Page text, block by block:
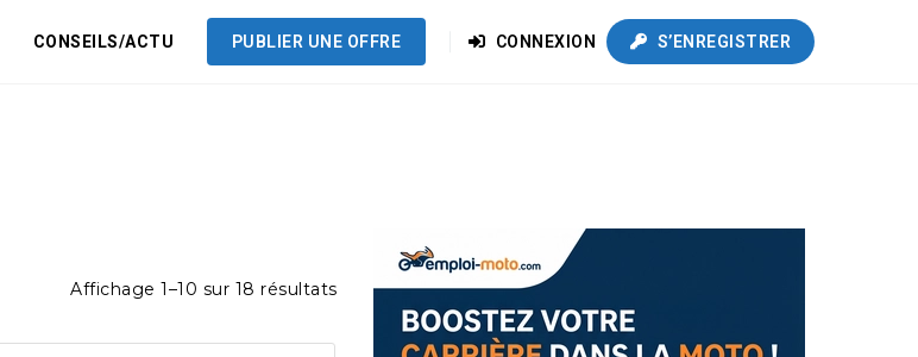
CONSEILS/ACTU PUBLIER UNE OFFRE CONNEXION S’ENREGISTRER
Affichage 1–10 sur 18 résultats